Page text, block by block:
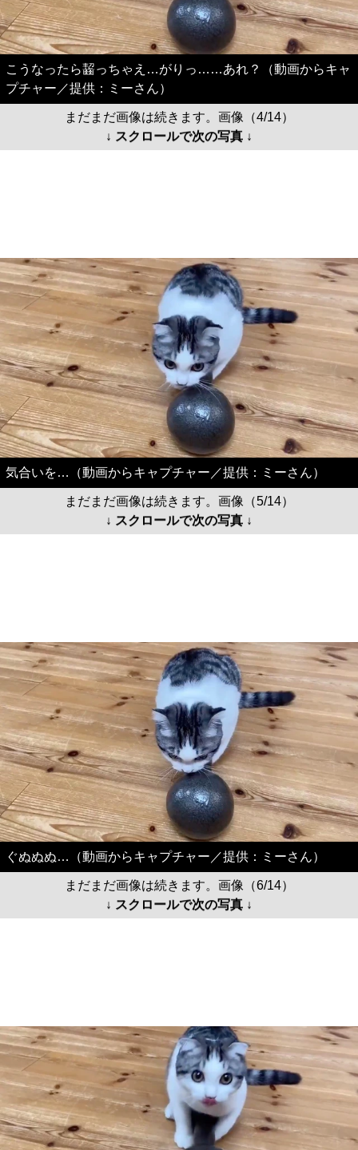
こうなったら齧っちゃえ…がりっ……あれ？（動画からキャ
プチャー／提供：ミーさん）
まだまだ画像は続きます。画像（4/14）
↓ スクロールで次の写真 ↓
気合いを…（動画からキャプチャー／提供：ミーさん）
まだまだ画像は続きます。画像（5/14）
↓ スクロールで次の写真 ↓
ぐぬぬぬ…（動画からキャプチャー／提供：ミーさん）
まだまだ画像は続きます。画像（6/14）
↓ スクロールで次の写真 ↓